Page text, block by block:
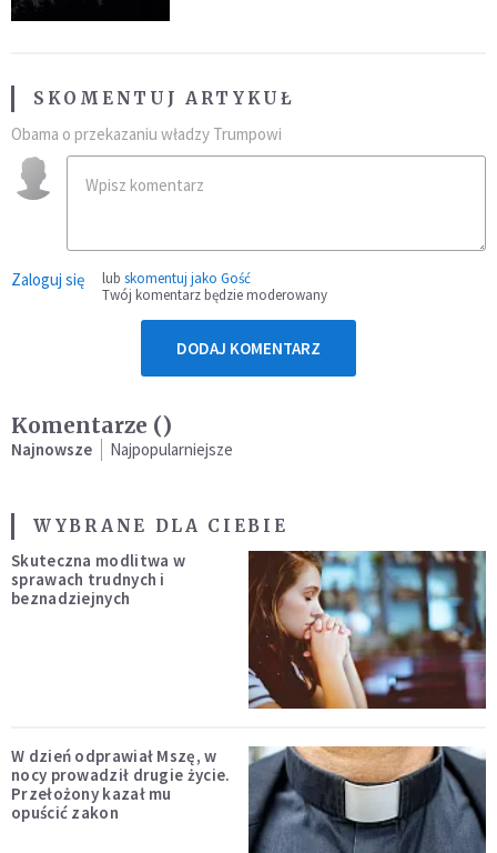
SKOMENTUJ ARTYKUŁ
Obama o przekazaniu władzy Trumpowi
Zaloguj się lub skomentuj jako Gość
Twój komentarz będzie moderowany
DODAJ KOMENTARZ
Komentarze ()
Najnowsze Najpopularniejsze
WYBRANE DLA CIEBIE
Skuteczna modlitwa w
sprawach trudnych i
beznadziejnych
W dzień odprawiał Mszę, w
nocy prowadził drugie życie.
Przełożony kazał mu
opuścić zakon